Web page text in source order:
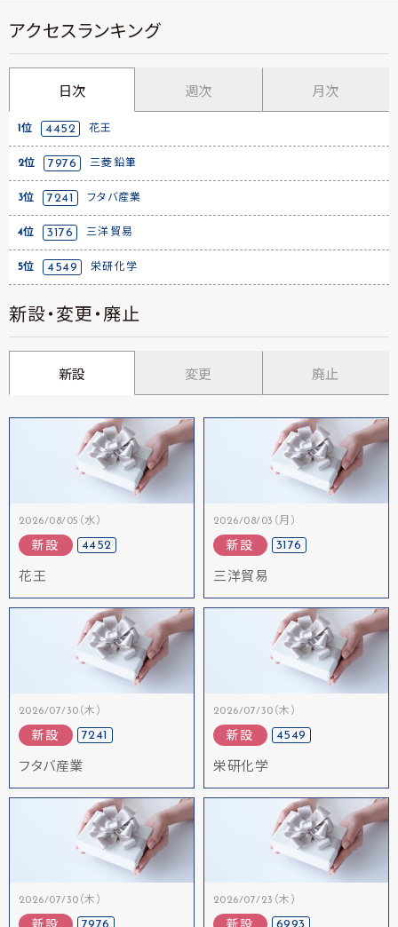
アクセスランキング
日次 週次 月次
1位 4452 花王
2位 7976 三菱鉛筆
3位 7241 フタバ産業
4位 3176 三洋貿易
5位 4549 栄研化学
新設・変更・廃止
新設 変更 廃止
2026/08/05（水）
新設 4452
花王
2026/08/03（月）
新設 3176
三洋貿易
2026/07/30（木）
新設 7241
フタバ産業
2026/07/30（木）
新設 4549
栄研化学
2026/07/30（木） 2026/07/23（木）